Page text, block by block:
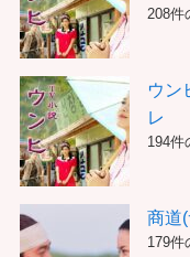
208件
ウン
レ
194件
商道
179件